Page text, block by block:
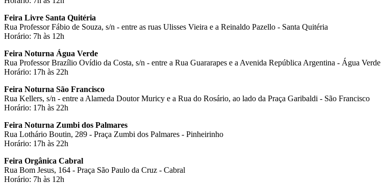
Feira Livre Santa Quitéria
Rua Professor Fábio de Souza, s/n - entre as ruas Ulisses Vieira e a Reinaldo Pazello - Santa Quitéria
Horário: 7h às 12h
Feira Noturna Água Verde
Rua Professor Brazílio Ovídio da Costa, s/n - entre a Rua Guararapes e a Avenida República Argentina - Água Verde
Horário: 17h às 22h
Feira Noturna São Francisco
Rua Kellers, s/n - entre a Alameda Doutor Muricy e a Rua do Rosário, ao lado da Praça Garibaldi - São Francisco
Horário: 17h às 22h
Feira Noturna Zumbi dos Palmares
Rua Lothário Boutin, 289 - Praça Zumbi dos Palmares - Pinheirinho
Horário: 17h às 22h
Feira Orgânica Cabral
Rua Bom Jesus, 164 - Praça São Paulo da Cruz - Cabral
Horário: 7h às 12h